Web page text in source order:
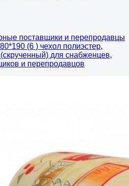
поставщики и перепродавцы
(6 ) чехол полиэстер,
для снабженцев,
и перепродавцов